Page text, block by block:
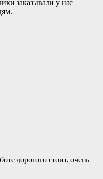
заказывали у нас
дорогого стоит, очень